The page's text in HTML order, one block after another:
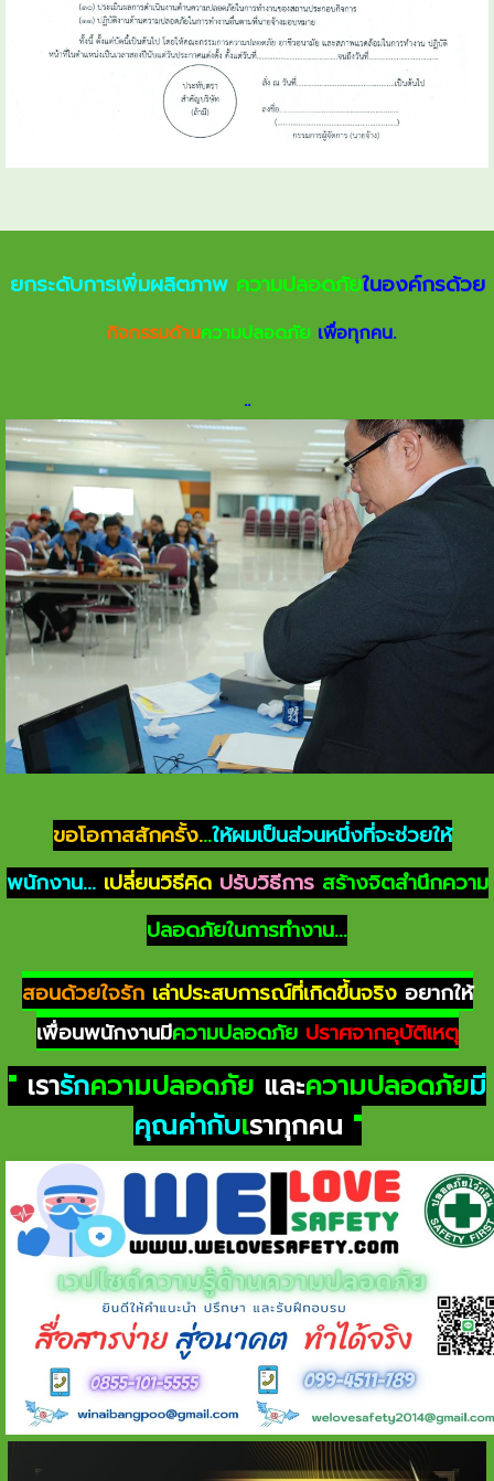
ยกระดับการเพิ่มผลิตภาพความปลอดภัยในองค์กรด้วย
กิจกรรมด้านความปลอดภัย เพื่อทุกคน.
..
ขอโอกาสสักครั้ง...ให้ผมเป็นส่วนหนึ่งที่จะช่วยให้
พนักงาน... เปลี่ยนวิธีคิด ปรับวิธีการสร้างจิตสำนึกความ
ปลอดภัยในการทำงาน...
สอนด้วยใจรัก เล่าประสบการณ์ที่เกิดขึ้นจริง อยากให้
เพื่อนพนักงานมีความปลอดภัย ปราศจากอุบัติเหตุ
" เรารักความปลอดภัย และความปลอดภัยมี
คุณค่ากับเราทุกคน "